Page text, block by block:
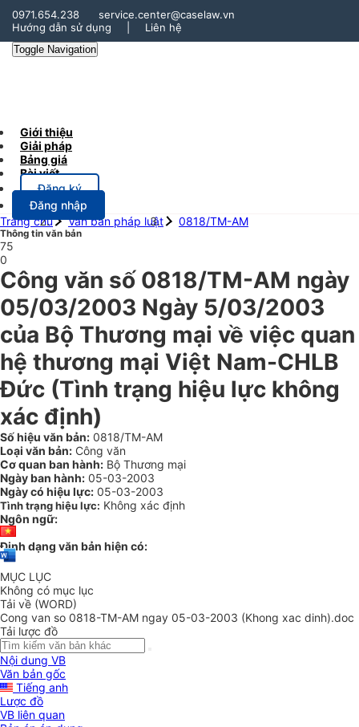
0971.654.238
service.center@caselaw.vn
Hướng dẫn sử dụng
Liên hệ
Toggle Navigation
Giới thiệu
Giải pháp
Bảng giá
Bài viết
Đăng ký
Đăng nhập
Trang chủ
Văn bản pháp luật 0818/TM-AM
Thông tin văn bản
75
0
Công văn số 0818/TM-AM ngày
05/03/2003 Ngày 5/03/2003
của Bộ Thương mại về việc quan
hệ thương mại Việt Nam-CHLB
Đức (Tình trạng hiệu lực không
xác định)
Số hiệu văn bản: 0818/TM-AM
Loại văn bản: Công văn
Cơ quan ban hành: Bộ Thương mại
Ngày ban hành: 05-03-2003
Ngày có hiệu lực: 05-03-2003
Tình trạng hiệu lực: Không xác định
Ngôn ngữ:
Định dạng văn bản hiện có:
MỤC LỤC
Không có mục lục
Tải về (WORD)
Cong van so 0818-TM-AM ngay 05-03-2003 (Khong xac dinh).doc
Tải lược đồ
Nội dung VB
Văn bản gốc
Tiếng anh
Lược đồ
VB liên quan